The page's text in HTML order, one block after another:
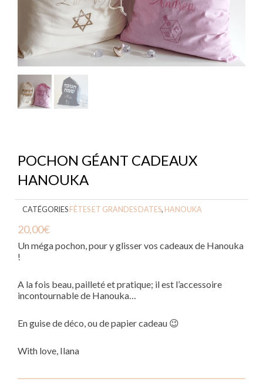
POCHON GÉANT CADEAUX
HANOUKA
CATÉGORIES FÊTES ET GRANDES DATES, HANOUKA
20,00€
Un méga pochon, pour y glisser vos cadeaux de Hanouka
!
A la fois beau, pailleté et pratique; il est l’accessoire
incontournable de Hanouka…
En guise de déco, ou de papier cadeau 😉
With love, Ilana